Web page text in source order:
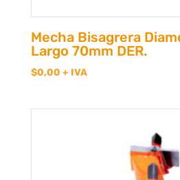
Mecha Bisagrera
Largo 70mm DER.
$0,00 + IVA